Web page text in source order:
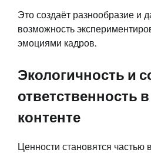
Это создаёт разнообразие и
возможность
эмоциями кадров.
Экологичность и
ответственность
контенте
Ценности становятся частью